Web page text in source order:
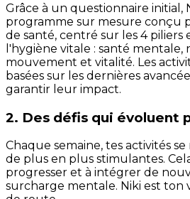
Grâce à un questionnaire initial,
programme sur mesure conçu
de santé, centré sur les 4 piliers
l'hygiène vitale : santé mentale,
mouvement et vitalité. Les
basées sur les dernières
garantir leur impact.
2. Des défis qui évoluent
Chaque semaine, tes activités
de plus en plus stimulantes.
progresser et à intégrer de
surcharge mentale. Niki est ton